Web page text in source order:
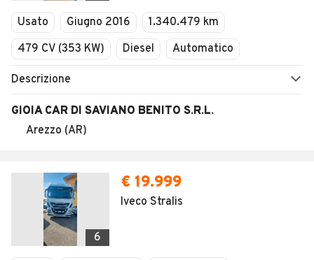
Usato Giugno 2016
1.340.479 km
479 CV (353 KW)
Diesel Automatico
Descrizione
GIOIA CAR DI SAVIANO BENITO S.R.L.
Arezzo (AR)
6
€ 19.999
Iveco Stralis